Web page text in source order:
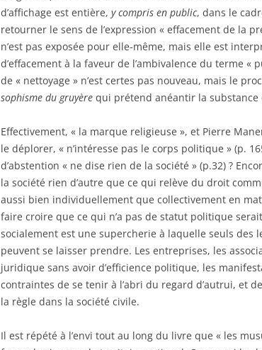
d’affichage est entière, y compris en public, dans le
retourner le sens de l’expression « effacement de la
n’est pas exposée pour elle-même, mais elle est
d’effacement à la faveur de l’ambivalence du terme «
de « nettoyage » n’est certes pas nouveau, mais le
sophisme du gruyère qui prétend anéantir la
Effectivement, « la marque religieuse », et Pierre
le déplorer, « n’intéresse pas le corps politique » (p.
d’abstention « ne dise rien de la société » (p.32) ?
la société rien d’autre que ce qui relève du droit
aussi bien individuellement que collectivement en
faire croire que ce qui n’a pas de statut politique
socialement est une supercherie à laquelle seuls des
peuvent se laisser prendre. Les entreprises, les
juridique sans avoir d’efficience politique, les
contraintes de se tenir à l’abri du regard d’autrui, et
la règle dans la société civile.
Il est répété à l’envi tout au long du livre que « les